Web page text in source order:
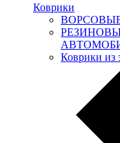
Коврики
Коврики из